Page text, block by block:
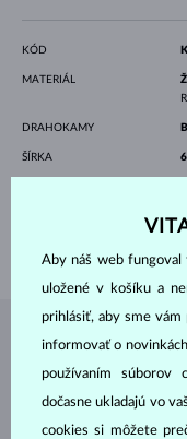
KÓD
MATERIÁL
DRAHOKAMY
ŠÍRKA
ŠPERKY Z
Aby náš web fungoval
uložené v košíku a
prihlásiť, aby sme vám
informovať o
používaním súborov
dočasne ukladajú vo
cookies si môžete